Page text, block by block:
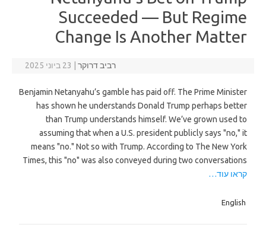
Succeeded — But Regime
Change Is Another Matter
רביב דרוקר 23 ביוני 2025
Benjamin Netanyahu’s gamble has paid off. The Prime Minister
has shown he understands Donald Trump perhaps better
than Trump understands himself. We’ve grown used to
assuming that when a U.S. president publicly says "no," it
means "no." Not so with Trump. According to The New York
Times, this "no" was also conveyed during two conversations
קראו עוד…
English